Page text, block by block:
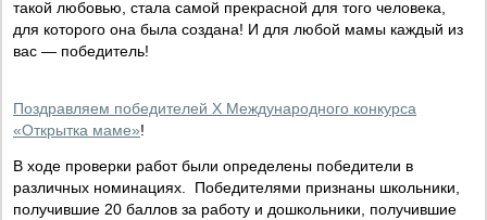
такой любовью, стала самой прекрасной для того человека,
для которого она была создана! И для любой мамы каждый из
вас — победитель!
Поздравляем победителей X Международного конкурса
«Открытка маме»!
В ходе проверки работ были определены победители в
различных номинациях. Победителями признаны школьники,
получившие 20 баллов за работу и дошкольники, получившие